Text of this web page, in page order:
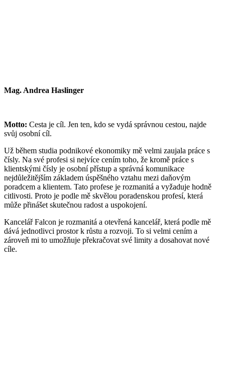
Mag. Andrea Haslinger
Motto: Cesta je cíl. Jen ten, kdo se vydá správnou cestou, najde
svůj osobní cíl.
Už během studia podnikové ekonomiky mě velmi zaujala práce s
čísly. Na své profesi si nejvíce cením toho, že kromě práce s
klientskými čísly je osobní přístup a správná komunikace
nejdůležitějším základem úspěšného vztahu mezi daňovým
poradcem a klientem. Tato profese je rozmanitá a vyžaduje hodně
citlivosti. Proto je podle mě skvělou poradenskou profesí, která
může přinášet skutečnou radost a uspokojení.
Kancelář Falcon je rozmanitá a otevřená kancelář, která podle mě
dává jednotlivci prostor k růstu a rozvoji. To si velmi cením a
zároveň mi to umožňuje překračovat své limity a dosahovat nové
cíle.